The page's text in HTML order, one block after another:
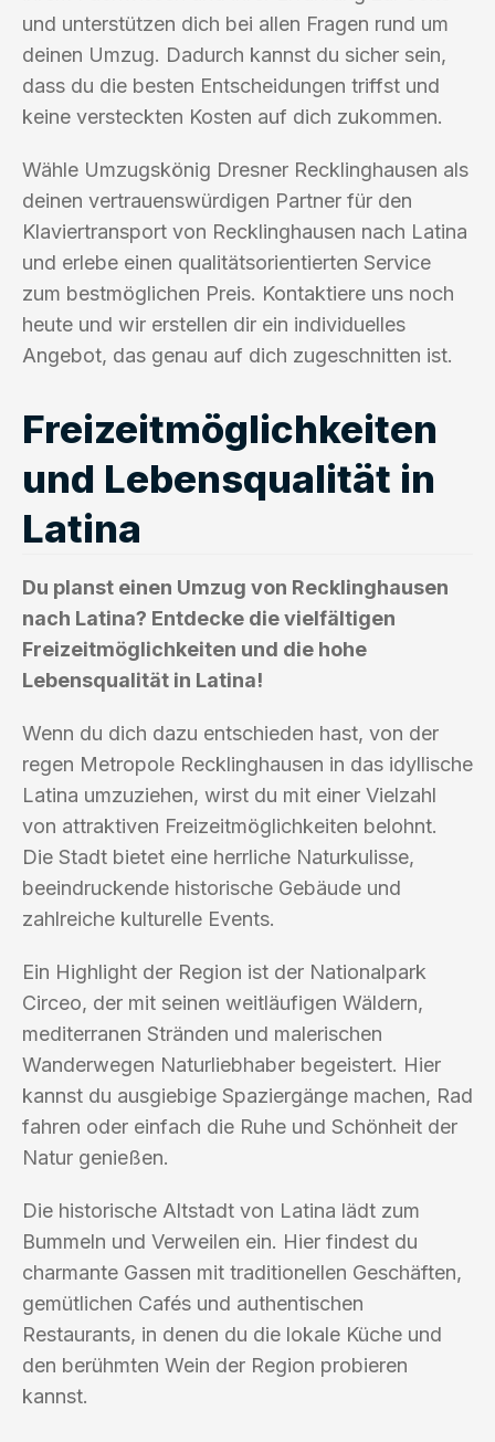
und unterstützen dich bei allen Fragen rund um
deinen Umzug. Dadurch kannst du sicher sein,
dass du die besten Entscheidungen triffst und
keine versteckten Kosten auf dich zukommen.
Wähle Umzugskönig Dresner Recklinghausen als
deinen vertrauenswürdigen Partner für den
Klaviertransport von Recklinghausen nach Latina
und erlebe einen qualitätsorientierten Service
zum bestmöglichen Preis. Kontaktiere uns noch
heute und wir erstellen dir ein individuelles
Angebot, das genau auf dich zugeschnitten ist.
Freizeitmöglichkeiten
und Lebensqualität in
Latina
Du planst einen Umzug von Recklinghausen
nach Latina? Entdecke die vielfältigen
Freizeitmöglichkeiten und die hohe
Lebensqualität in Latina!
Wenn du dich dazu entschieden hast, von der
regen Metropole Recklinghausen in das idyllische
Latina umzuziehen, wirst du mit einer Vielzahl
von attraktiven Freizeitmöglichkeiten belohnt.
Die Stadt bietet eine herrliche Naturkulisse,
beeindruckende historische Gebäude und
zahlreiche kulturelle Events.
Ein Highlight der Region ist der Nationalpark
Circeo, der mit seinen weitläufigen Wäldern,
mediterranen Stränden und malerischen
Wanderwegen Naturliebhaber begeistert. Hier
kannst du ausgiebige Spaziergänge machen, Rad
fahren oder einfach die Ruhe und Schönheit der
Natur genießen.
Die historische Altstadt von Latina lädt zum
Bummeln und Verweilen ein. Hier findest du
charmante Gassen mit traditionellen Geschäften,
gemütlichen Cafés und authentischen
Restaurants, in denen du die lokale Küche und
den berühmten Wein der Region probieren
kannst.